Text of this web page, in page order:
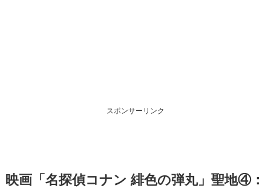
スポンサーリンク
映画「名探偵コナン 緋色の弾丸」聖地④：